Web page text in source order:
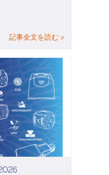
記事全文を読む >